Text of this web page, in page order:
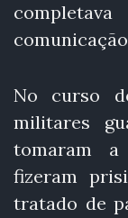
No curso
militares
tomaram
fizeram
tratado de